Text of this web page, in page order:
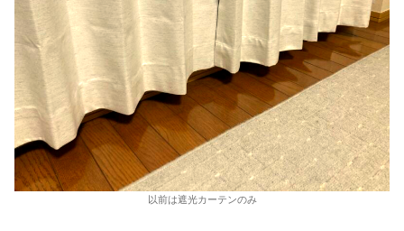
以前は遮光カーテンのみ